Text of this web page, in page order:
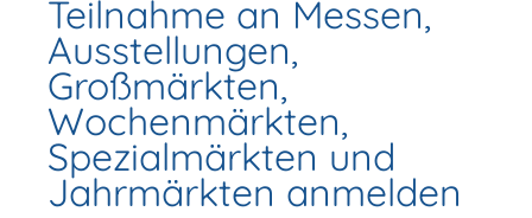
Teilnahme an Messen,
Ausstellungen,
Großmärkten,
Wochenmärkten,
Spezialmärkten und
Jahrmärkten anmelden